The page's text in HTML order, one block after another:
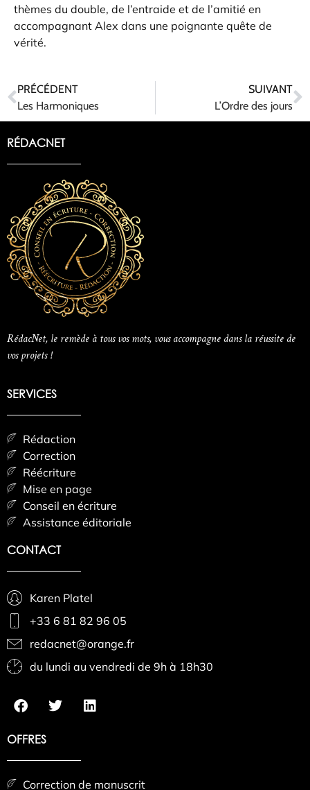
thèmes du double, de l’entraide et de l’amitié en
accompagnant Alex dans une poignante quête de
vérité.
PRÉCÉDENT
Les Harmoniques
SUIVANT
L’Ordre des jours
RÉDACNET
RédacNet, le remède à tous vos mots, vous accompagne dans la réussite de
vos projets !
SERVICES
Rédaction
Correction
Réécriture
Mise en page
Conseil en écriture
Assistance éditoriale
CONTACT
Karen Platel
+33 6 81 82 96 05
redacnet@orange.fr
du lundi au vendredi de 9h à 18h30
OFFRES
Correction de manuscrit